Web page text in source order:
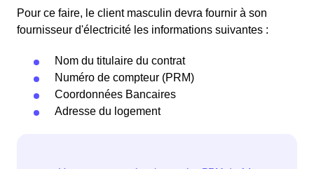
Pour ce faire, le client masculin devra fournir à son
fournisseur d'électricité les informations suivantes :
Nom du titulaire du contrat
Numéro de compteur (PRM)
Coordonnées Bancaires
Adresse du logement